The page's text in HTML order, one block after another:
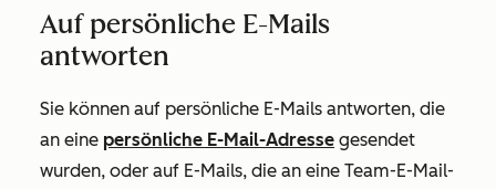
Auf persönliche E-Mails
antworten
Sie können auf persönliche E-Mails antworten, die
an eine persönliche E-Mail-Adresse gesendet
wurden, oder auf E-Mails, die an eine Team-E-Mail-